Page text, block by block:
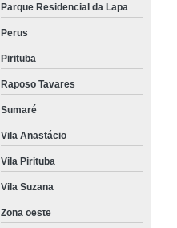
Parque Residencial da Lapa
Perus
Pirituba
Raposo Tavares
Sumaré
Vila Anastácio
Vila Pirituba
Vila Suzana
Zona oeste